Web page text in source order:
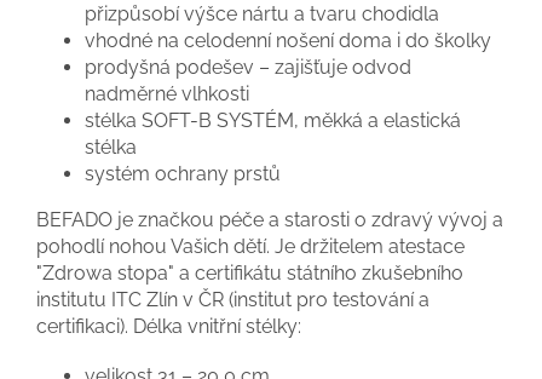
přizpůsobí výšce nártu a tvaru chodidla
vhodné na celodenní nošení doma i do školky
prodyšná podešev – zajišťuje odvod
nadměrné vlhkosti
stélka SOFT-B SYSTÉM, měkká a elastická
stélka
systém ochrany prstů
BEFADO je značkou péče a starosti o zdravý vývoj a
pohodlí nohou Vašich dětí. Je držitelem atestace
"Zdrowa stopa" a certifikátu státního zkušebního
institutu ITC Zlín v ČR (institut pro testování a
certifikaci). Délka vnitřní stélky: